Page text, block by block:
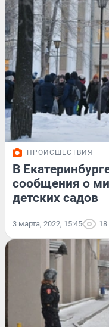
ПРОИСШЕСТВИЯ
В
сообщения о
детских садов
3 марта, 2022, 15:45 18